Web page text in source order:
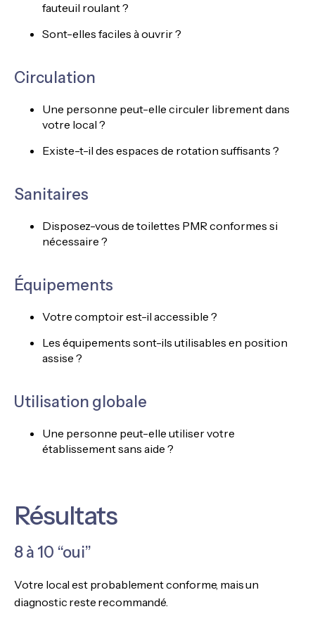
fauteuil roulant ?
Sont-elles faciles à ouvrir ?
Circulation
Une personne peut-elle circuler librement dans
votre local ?
Existe-t-il des espaces de rotation suffisants ?
Sanitaires
Disposez-vous de toilettes PMR conformes si
nécessaire ?
Équipements
Votre comptoir est-il accessible ?
Les équipements sont-ils utilisables en position
assise ?
Utilisation globale
Une personne peut-elle utiliser votre
établissement sans aide ?
Résultats
8 à 10 “oui”
Votre local est probablement conforme, mais un
diagnostic reste recommandé.